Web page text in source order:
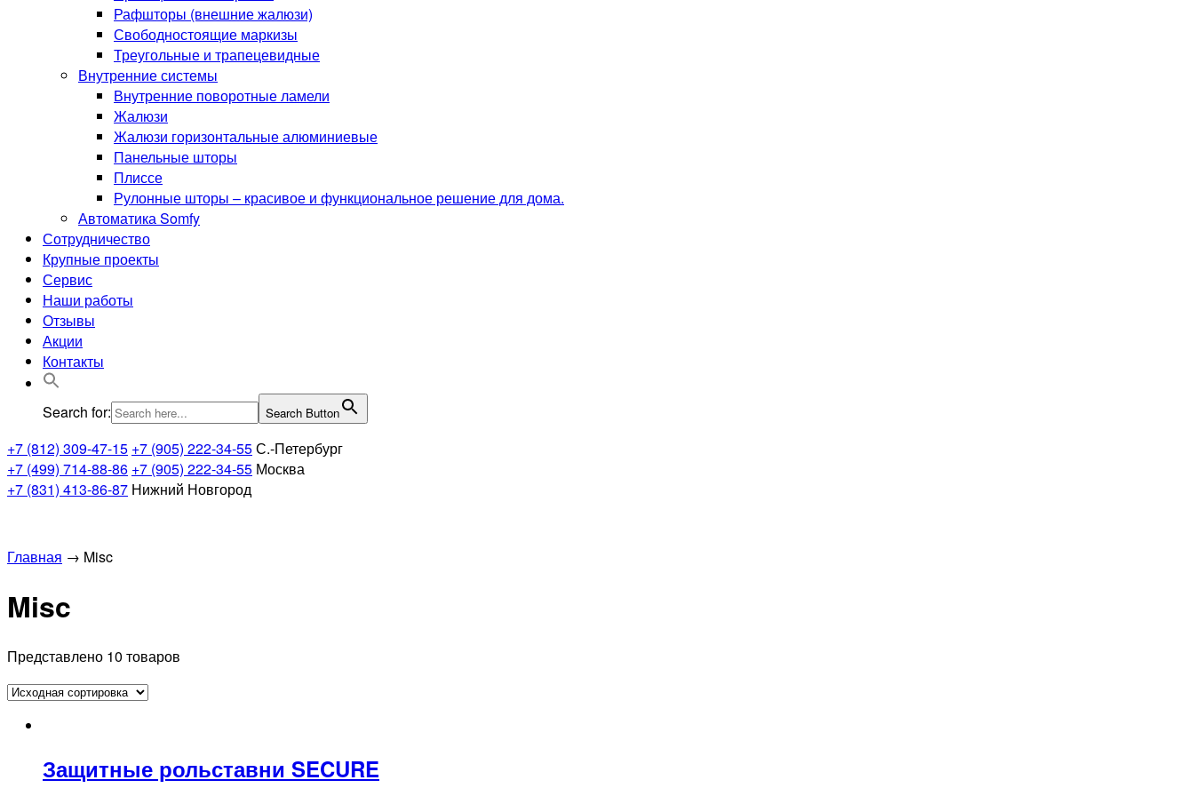
Рафшторы (внешние жалюзи)
Свободностоящие маркизы
Треугольные и трапецевидные
Внутренние системы
Внутренние поворотные ламели
Жалюзи
Жалюзи горизонтальные алюминиевые
Панельные шторы
Плиссе
Рулонные шторы – красивое и функциональное решение для дома.
Автоматика Somfy
Сотрудничество
Крупные проекты
Сервис
Наши работы
Отзывы
Акции
Контакты
Search for: Search Button
+7 (812) 309-47-15 +7 (905) 222-34-55С.-Петербург
+7 (499) 714-88-86 +7 (905) 222-34-55 Москва
+7 (831) 413-86-87 Нижний Новгород
Главная → Misc
Misc
Представлено 10 товаров
Защитные рольставни SECURE